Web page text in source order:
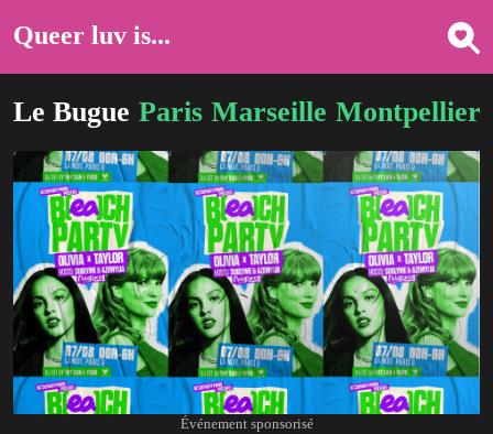
Queer luv is...
Le Bugue Paris Marseille Montpellier
Événement sponsorisé